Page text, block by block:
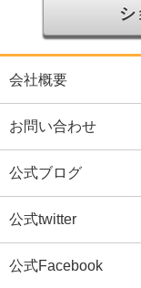
シ
会社概要
お問い合わせ
公式ブログ
公式twitter
公式Facebook